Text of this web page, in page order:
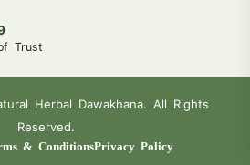
Trust
Herbal Dawakhana. All Rights
Reserved.
& ConditionsPrivacy Policy